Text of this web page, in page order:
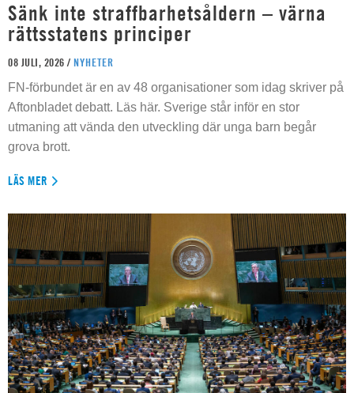
Sänk inte straffbarhetsåldern – värna
rättsstatens principer
08 JULI, 2026 / NYHETER
FN-förbundet är en av 48 organisationer som idag skriver på
Aftonbladet debatt. Läs här. Sverige står inför en stor
utmaning att vända den utveckling där unga barn begår
grova brott.
LÄS MER